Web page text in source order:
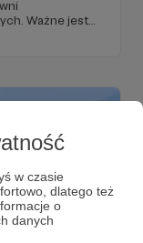
w czasie
dlatego też
o
danych
Ważne jest
które
wytycznymi
2018 roku.